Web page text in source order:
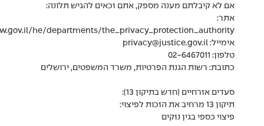
אם לא קיבלתם מענה מספק, אתם זכאים להגיש תלונה:
אתר:
he/departments/the_privacy_protection_authority
אימייל: privacy@justice.gov.il
טלפון: 02-6467011
כתובת: רשות הגנת הפרטיות, משרד המשפטים, ירושלים
סעדים אזרחיים (חדש בתיקון 13):
תיקון 13 מרחיב את הזכות לפיצוי:
פיצוי כספי בגין נזקים